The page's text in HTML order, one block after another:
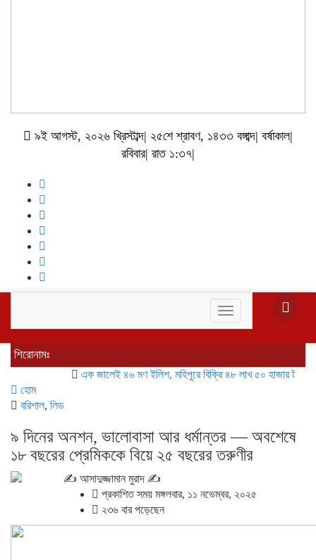
৯ই আগস্ট, ২০২৬ খ্রিস্টাব্দ| ২৫শে শ্রাবণ, ১৪৩৩ বঙ্গাব্দ| বর্ষাকাল|
রবিবার| রাত ১:৩৭|
Toggle
navigation
শিরোনামঃ
এক জালেই ৪৬ মণ ইলিশ, মহিপুরে বিক্রি ৪৮ লাখ ৫০ হাজার টাকায়
হোম
বরিশাল, লিড
৯ দিনের অনশন, ভালোবাসা আর ধর্মান্তর — অবশেষে
১৮ বছরের প্রেমিককে বিয়ে ২৫ বছরের তরুণীর
✍️ আসাদুজ্জামান মুরাদ ✍
প্রকাশিত সময় মঙ্গলবার, ১১ নভেম্বর, ২০২৫
২৩৬ বার পড়েছেন